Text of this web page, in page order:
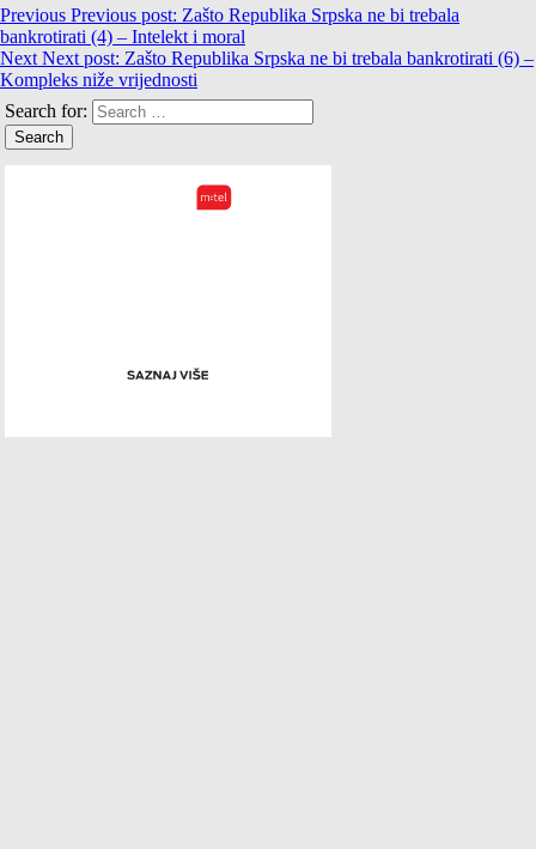
Previous Previous post: Zašto Republika Srpska ne bi trebala
bankrotirati (4) – Intelekt i moral
Next Next post: Zašto Republika Srpska ne bi trebala bankrotirati (6) –
Kompleks niže vrijednosti
Search for: